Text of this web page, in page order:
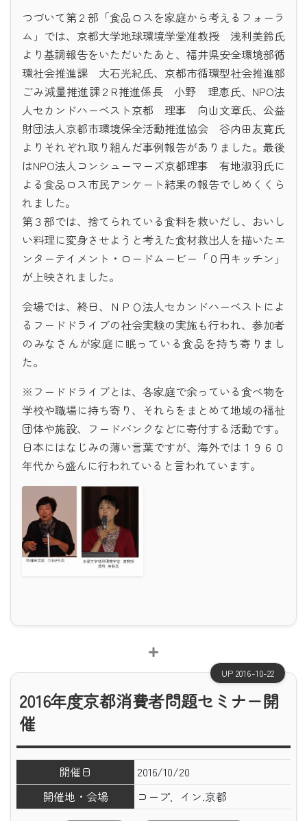
つづいて第２部「食品ロスを家庭から考えるフォーラ
ム」では、京都大学地球環境学堂准教授 浅利美鈴氏
より基調報告をいただいたあと、福井県安全環境部循
環社会推進課 大石光紀氏、京都市循環型社会推進部
ごみ減量推進課２R推進係長 小野 理恵氏、NPO法
人セカンドハーベスト京都 理事 向山文章氏、公益
財団法人京都市環境保全活動推進協会 谷内田友寛氏
よりそれぞれ取り組んだ事例報告がありました。最後
はNPO法人コンシューマーズ京都理事 有地淑羽氏に
よる食品ロス市民アンケート結果の報告でしめくくら
れました。
第３部では、捨てられている食料を救いだし、おいし
い料理に変身させようと考えた食材救出人を描いたエ
ンターテイメント・ロードムービー「０円キッチン」
が上映されました。
会場では、終日、ＮＰＯ法人セカンドハーベストによ
るフードドライブの社会実験の実施も行われ、参加者
のみなさんが家庭に眠っている食品を持ち寄りまし
た。
※フードドライブとは、各家庭で余っている食べ物を
学校や職場に持ち寄り、それらをまとめて地域の福祉
団体や施設、フードバンクなどに寄付する活動です。
日本にはなじみの薄い言葉ですが、海外では１９６０
年代から盛んに行われていると言われています。
UP 2016-10-22
2016年度京都消費者問題セミナー開
催
開催日
2016/10/20
開催地・会場
コープ．イン.京都